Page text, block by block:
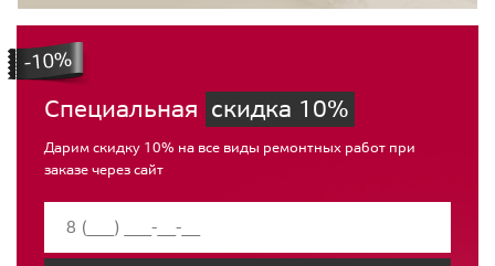
Специальная скидка 10%
Дарим скидку 10% на все виды ремонтных работ при
заказе через сайт